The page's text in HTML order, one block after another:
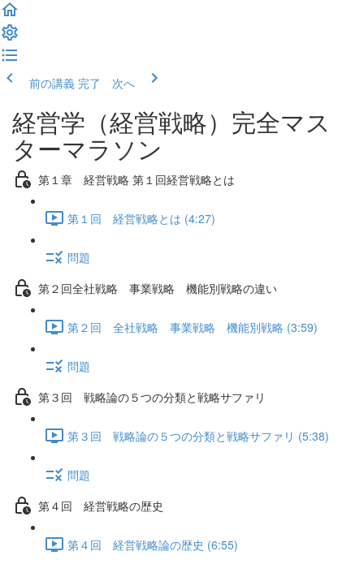
前の講義 完了 次へ
経営学（経営戦略）完全マス
ターマラソン
第１章 経営戦略 第１回経営戦略とは
第１回 経営戦略とは (4:27)
問題
第２回全社戦略 事業戦略 機能別戦略の違い
第２回 全社戦略 事業戦略 機能別戦略 (3:59)
問題
第３回 戦略論の５つの分類と戦略サファリ
第３回 戦略論の５つの分類と戦略サファリ (5:38)
問題
第４回 経営戦略の歴史
第４回 経営戦略論の歴史 (6:55)